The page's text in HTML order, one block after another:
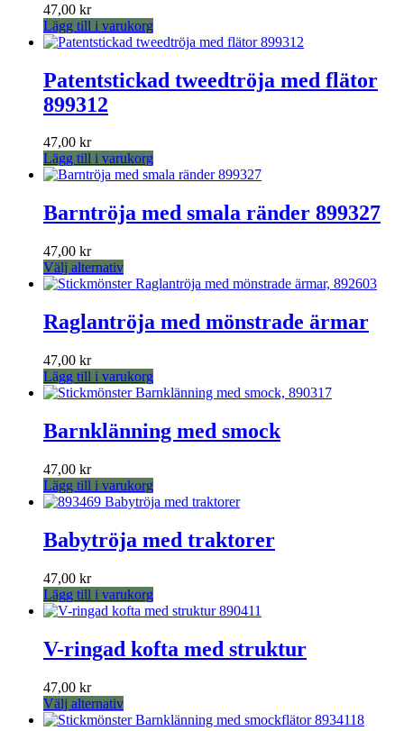
olika
alternativen
väljas
på
47,00 kr
Lägg till i varukorg
Patentstickad tweedtröja med flätor
899312
47,00 kr
Lägg till i varukorg
Barntröja med smala ränder 899327
47,00 kr
Välj alternativDen
här
har
flera
olika
alternativen
väljas
på
Raglantröja med mönstrade ärmar
47,00 kr
Lägg till i varukorg
Barnklänning med smock
47,00 kr
Lägg till i varukorg
Babytröja med traktorer
47,00 kr
Lägg till i varukorg
V-ringad kofta med struktur
47,00 kr
Välj alternativDen
här